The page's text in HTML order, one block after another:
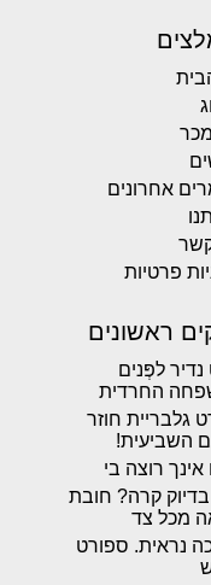
אחרונים
פרטיות
ראשונים
לפְּנים
החרדית
גלבריית חוזר
השביעית!
רוצה בי
קרה? חובת
מכל צד
נראית. ספורט